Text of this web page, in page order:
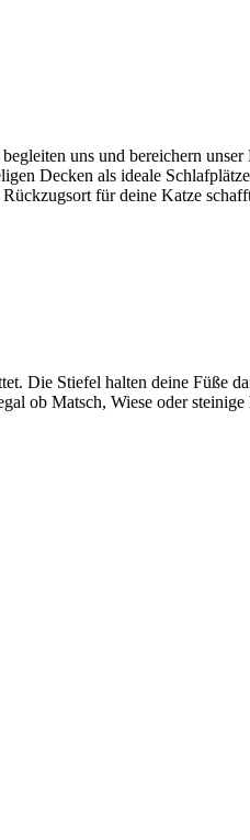
uns und bereichern
Decken als ideale
für deine Katze
Die Stiefel halten deine Füße
ob Matsch, Wiese oder